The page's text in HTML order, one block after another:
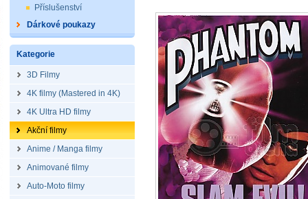
Příslušenství
Dárkové poukazy
Kategorie
3D Filmy
4K filmy (Mastered in 4K)
4K Ultra HD filmy
Akční filmy
Anime / Manga filmy
Animované filmy
Auto-Moto filmy